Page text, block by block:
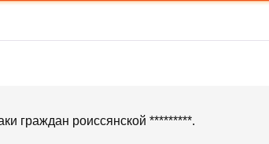
граждан роиссянской *********.